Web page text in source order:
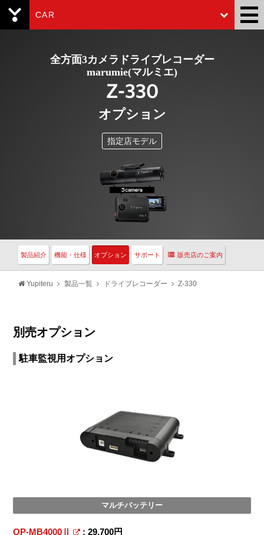
CAR
全方面3カメラドライブレコーダー
marumie(マルミエ)
Z-330
オプション
指定店モデル
製品紹介 機能・仕様 オプション サポート 販売店のご案内
Yupiteru 製品一覧 ドライブレコーダー Z-330
別売オプション
駐車監視用オプション
マルチバッテリー
OP-MB4000Ⅱ : 29,700円